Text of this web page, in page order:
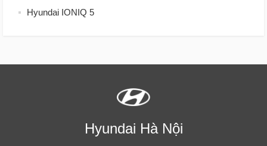
Hyundai IONIQ 5
Hyundai Hà Nội